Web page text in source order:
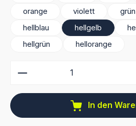
orange
violett grün
hellblau
hellgelb
hellgrün
hellorange
Produkt Anzahl: Gib den
In den